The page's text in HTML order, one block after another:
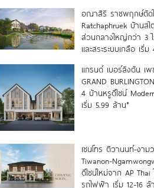
อณาสิริ ราชพฤกษ์ตัด
Ratchaphruek บ้านสไ
ส่วนกลางใหญ่กว่า 3
และสระระบบเกลือ เริ่
แกรนด์ เบอร์ลิงตัน เ
GRAND
4 บ้านหรูดีไซน์
เริ่ม 5.99 ล้าน*
เซนโทร ติวานนท์-งาม
Tiwanon-
ดีไซน์ใหม่จาก AP
รถไฟฟ้า เริ่ม 12-16 ล้